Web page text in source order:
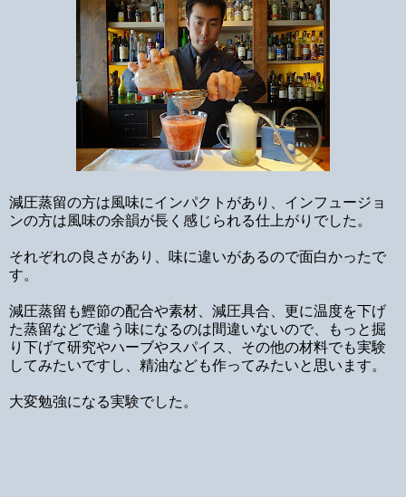
減圧蒸留の方は風味にインパクトがあり、インフュージョ
ンの方は風味の余韻が長く感じられる仕上がりでした。
それぞれの良さがあり、味に違いがあるので面白かったで
す。
減圧蒸留も鰹節の配合や素材、減圧具合、更に温度を下げ
た蒸留などで違う味になるのは間違いないので、もっと掘
り下げて研究やハーブやスパイス、その他の材料でも実験
してみたいですし、精油なども作ってみたいと思います。
大変勉強になる実験でした。